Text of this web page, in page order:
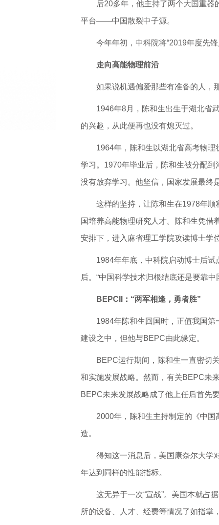
后20多年，他主持了两个大国重
平台——中国散裂中子源。
今年年初，中科院将“2019年度先
走向高能物理前沿
如果说机遇偏爱那些有准备的人，
1946年8月，陈和生出生于湖北省
的兴趣，从此便再也没有熄灭过。
1964年，陈和生以湖北省高考物理
学习。1970年毕业后，陈和生被分配
没有放弃学习。他坚信，国家发展最终
这样的坚持，让陈和生在1978年
国培养高能物理研究人才。陈和生凭借
安排下，进入麻省理工学院攻读博士学
1984年年底，中科院启动博士后
后。“中国科学技术归根结底还是要靠
BEPCII：“两军相逢，勇者胜”
1984年陈和生回国时，正值我国
建设之中，但他与BEPC由此缘定。
BEPC运行期间，陈和生一直密切
和实施发展战略。然而，有关BEPC未
BEPC未来发展战略成了他上任后首先
2000年，陈和生主持制定的《中
造。
得知这一消息后，美国康奈尔大学
年达到同样的性能指标。
这无异于一次“宣战”。美国本就占
所的设备、人才、经费等情况了如指掌